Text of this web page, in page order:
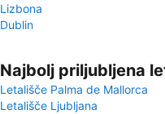
Lizbona
Dublin
Najbolj priljubljena
Letališče Palma de Mallorca
Letališče Ljubljana